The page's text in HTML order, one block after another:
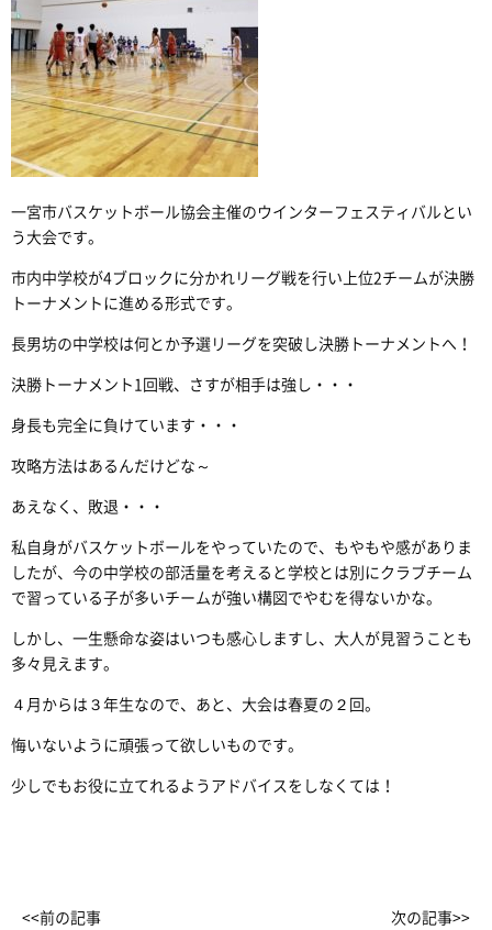
一宮市バスケットボール協会主催のウインターフェスティバルとい
う大会です。
市内中学校が4ブロックに分かれリーグ戦を行い上位2チームが決勝
トーナメントに進める形式です。
長男坊の中学校は何とか予選リーグを突破し決勝トーナメントへ！
決勝トーナメント1回戦、さすが相手は強し・・・
身長も完全に負けています・・・
攻略方法はあるんだけどな～
あえなく、敗退・・・
私自身がバスケットボールをやっていたので、もやもや感がありま
したが、今の中学校の部活量を考えると学校とは別にクラブチーム
で習っている子が多いチームが強い構図でやむを得ないかな。
しかし、一生懸命な姿はいつも感心しますし、大人が見習うことも
多々見えます。
４月からは３年生なので、あと、大会は春夏の２回。
悔いないように頑張って欲しいものです。
少しでもお役に立てれるようアドバイスをしなくては！
<<前の記事 次の記事>>